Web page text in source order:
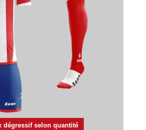
dégressif selon quantité